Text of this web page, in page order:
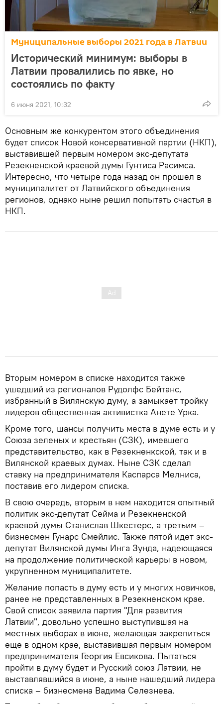
Муниципальные выборы 2021 года в Латвии
Исторический минимум: выборы в
Латвии провалились по явке, но
состоялись по факту
6 июня 2021, 10:32
Основным же конкурентом этого объединения
будет список Новой консервативной партии (НКП),
выставившей первым номером экс-депутата
Резекненской краевой думы Гунтиса Расимса.
Интересно, что четыре года назад он прошел в
муниципалитет от Латвийского объединения
регионов, однако ныне решил попытать счастья в
НКП.
Вторым номером в списке находится также
ушедший из регионалов Рудолфс Бейтанс,
избранный в Вилянскую думу, а замыкает тройку
лидеров общественная активистка Анете Урка.
Кроме того, шансы получить места в думе есть и у
Союза зеленых и крестьян (СЗК), имевшего
представительство, как в Резекненкской, так и в
Вилянской краевых думах. Ныне СЗК сделал
ставку на предпринимателя Каспарса Мелниса,
поставив его лидером списка.
В свою очередь, вторым в нем находится опытный
политик экс-депутат Сейма и Резекненской
краевой думы Станислав Шкестерс, а третьим –
бизнесмен Гунарс Смейлис. Также пятой идет экс-
депутат Вилянской думы Инга Зунда, надеющаяся
на продолжение политической карьеры в новом,
укрупненном муниципалитете.
Желание попасть в думу есть и у многих новичков,
ранее не представленных в Резекненском крае.
Свой список заявила партия "Для развития
Латвии", довольно успешно выступившая на
местных выборах в июне, желающая закрепиться
еще в одном крае, выставившая первым номером
предпринимателя Георгия Евсикова. Пытаться
пройти в думу будет и Русский союз Латвии, не
выставлявшийся в июне, а ныне нашедший лидера
списка – бизнесмена Вадима Селезнева.